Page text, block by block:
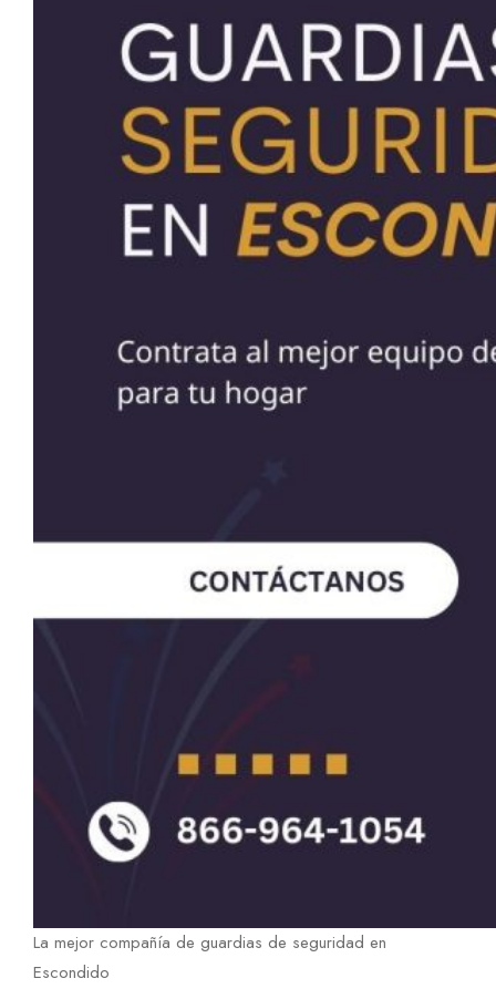
La mejor compañía de guardias de seguridad en
Escondido